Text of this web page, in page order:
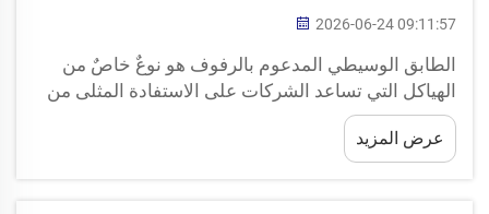
2026-06-24 09:11:57
الطابق الوسيطي المدعوم بالرفوف هو نوعٌ خاصٌ من
الهياكل التي تساعد الشركات على الاستفادة المثلى من
مساحاتها. فكّر في مستودع كبير أو مصنعٍ يتم فيه تخزين
البضائع. وغالبًا ما لا يحتوي الطابق الأرضي على مساحة
كافية لاستيعاب كل البضائع. أما هذا الطابق الوسيطي
عرض المزيد